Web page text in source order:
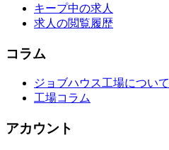
キープ中の求人
求人の閲覧履歴
コラム
ジョブハウス工場について
工場コラム
アカウント